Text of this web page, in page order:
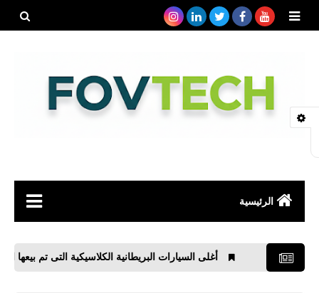
الرئيسية
رياضة
أغلى السيارات البريطانية الكلاسيكية التى تم بيعها الجزء الثالث